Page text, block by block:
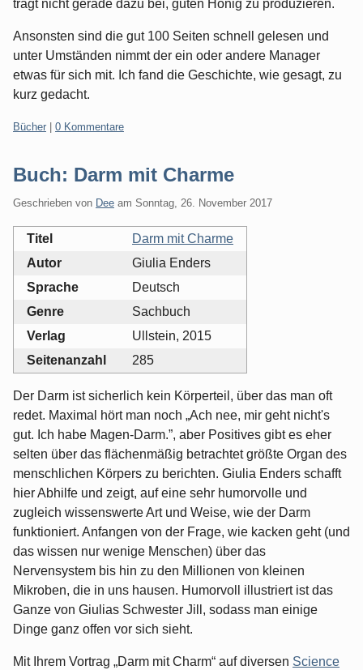
trägt nicht gerade dazu bei, guten Honig zu produzieren.
Ansonsten sind die gut 100 Seiten schnell gelesen und
unter Umständen nimmt der ein oder andere Manager
etwas für sich mit. Ich fand die Geschichte, wie gesagt, zu
kurz gedacht.
Kategorien:
Bücher 0 Kommentare
Buch: Darm mit Charme
Geschrieben von Dee am Sonntag, 26. November 2017
Titel
Darm mit Charme
Autor
Giulia Enders
Sprache
Deutsch
Genre
Sachbuch
Verlag
Ullstein, 2015
Seitenanzahl
285
Der Darm ist sicherlich kein Körperteil, über das man oft
redet. Maximal hört man noch „Ach nee, mir geht nicht's
gut. Ich habe Magen-Darm.”, aber Positives gibt es eher
selten über das flächenmäßig betrachtet größte Organ des
menschlichen Körpers zu berichten. Giulia Enders schafft
hier Abhilfe und zeigt, auf eine sehr humorvolle und
zugleich wissenswerte Art und Weise, wie der Darm
funktioniert. Anfangen von der Frage, wie kacken geht (und
das wissen nur wenige Menschen) über das
Nervensystem bis hin zu den Millionen von kleinen
Mikroben, die in uns hausen. Humorvoll illustriert ist das
Ganze von Giulias Schwester Jill, sodass man einige
Dinge ganz offen vor sich sieht.
Mit Ihrem Vortrag „Darm mit Charm“ auf diversen Science